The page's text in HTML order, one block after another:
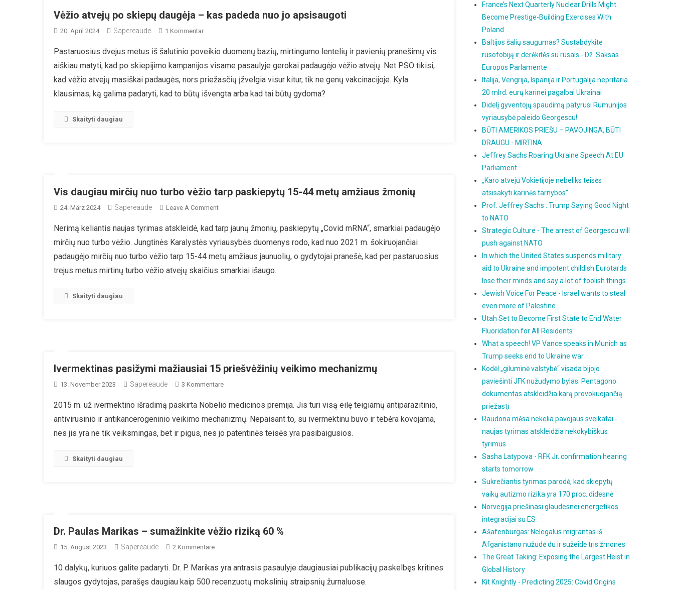
Vėžio atvejų po skiepų daugėja – kas padeda nuo jo apsisaugoti
20. April 2024 Sapereaude 1 KommentarZu
Atvejų
Po
Skiepų
Pastaruosius dvejus metus iš šalutinio poveikio duomenų bazių, mirtingumo lentelių ir pavienių pranešimų vis
aiškiau matyti, kad po skiepijimo kampanijos visame pasaulyje gerokai padaugėjo vėžio atvejų. Net PSO tikisi,
kad vėžio atvejų masiškai padaugės, nors priežasčių įžvelgia visur kitur, tik ne genų vakcinacijoje. Kyla
klausimas, ką galima padaryti, kad to būtų išvengta arba kad tai būtų gydoma?
Skaityti daugiau
Vis daugiau mirčių nuo turbo vėžio tarp paskiepytų 15-44 metų amžiaus žmonių
24. März 2024 Sapereaude Leave A CommentOn
Daugiau
Mirčių
Nuo
Nerimą keliantis naujas tyrimas atskleidė, kad tarp jaunų žmonių, paskiepytų „Covid mRNA“, smarkiai padaugėjo
mirčių nuo turbo vėžio. Jungtinės Karalystės vyriausybės duomenys rodo, kad nuo 2021 m. šokiruojančiai
padaugėjo mirčių nuo turbo vėžio tarp 15-44 metų amžiaus jaunuolių, o gydytojai pranešė, kad per pastaruosius
trejus metus mirtinų turbo vėžio atvejų skaičius smarkiai išaugo.
Skaityti daugiau
Ivermektinas pasižymi mažiausiai 15 priešvėžinių veikimo mechanizmų
13. November 2023 Sapereaude 3 KommentareZu
Pasižymi
Mažiausiai
15
2015 m. už ivermektino išradimą paskirta Nobelio medicinos premija. Jis turi visą eilę teigiamų antiparazitinio,
antivirusinio ir antikancerogeninio veikimo mechanizmų. Nepaisant to, su ivermektinu buvo ir tebėra kovojama,
nes jis yra ne tik veiksmingas, bet ir pigus, nes jo patentinės teisės yra pasibaigusios.
Skaityti daugiau
Dr. Paulas Marikas – sumažinkite vėžio riziką 60 %
15. August 2023 Sapereaude 2 KommentareZu
Paulas
Marikas
10 dalykų, kuriuos galite padaryti. Dr. P. Marikas yra antrasis pasaulyje daugiausiai publikacijų paskelbęs kritinės
slaugos gydytojas, parašęs daugiau kaip 500 recenzuotų mokslinių straipsnių žurnaluose.
France’s Next Quarterly Nuclear Drills Might
Become Prestige-Building Exercises With
Poland
Baltijos šalių saugumas? Sustabdykite
rusofobiją ir derėkitės su rusais - Dž. Saksas
Europos Parlamente
Italija, Vengrija, Ispanija ir Portugalija nepritaria
20 mlrd. eurų karinei pagalbai Ukrainai
Didelį gyventojų spaudimą patyrusi Rumunijos
vyriausybė paleido Georgescu!
BŪTI AMERIKOS PRIEŠU – PAVOJINGA, BŪTI
DRAUGU - MIRTINA
Jeffrey Sachs Roaring Ukraine Speech At EU
Parliament
„Karo atveju Vokietijoje nebeliks teisės
atsisakyti karinės tarnybos“
Prof. Jeffrey Sachs : Trump Saying Good Night
to NATO
Strategic Culture - The arrest of Georgescu will
push against NATO
In which the United States suspends military
aid to Ukraine and impotent childish Eurotards
lose their minds and say a lot of foolish things
Jewish Voice For Peace - Israel wants to steal
even more of Palestine.
Utah Set to Become First State to End Water
Fluoridation for All Residents
What a speech! VP Vance speaks in Munich as
Trump seeks end to Ukraine war
Kodėl „giluminė valstybė“ visada bijojo
paviešinti JFK nužudymo bylas: Pentagono
dokumentas atskleidžia karą provokuojančią
priežastį
Raudona mėsa nekelia pavojaus sveikatai -
naujas tyrimas atskleidžia nekokybiškus
tyrimus
Sasha Latypova - RFK Jr. confirmation hearing
starts tomorrow
Sukrečiantis tyrimas parodė, kad skiepytų
vaikų autizmo rizika yra 170 proc. didesnė
Norvegija priešinasi glaudesnei energetikos
integracijai su ES
Ašafenburgas: Nelegalus migrantas iš
Afganistano nužudė du ir sužeidė tris žmones
The Great Taking: Exposing the Largest Heist in
Global History
Kit Knightly - Predicting 2025: Covid Origins